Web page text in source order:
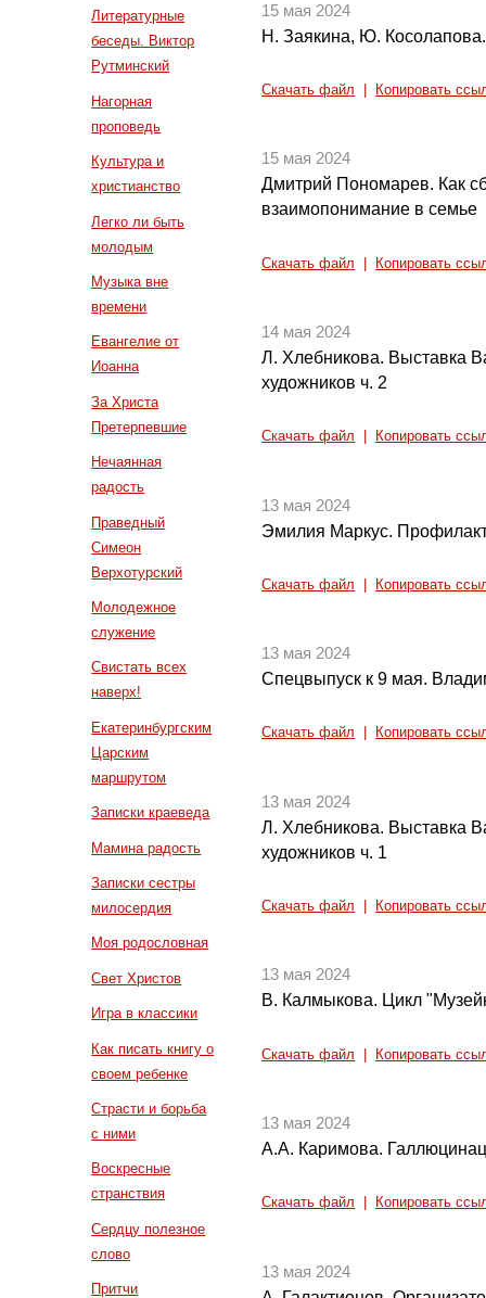
Литературные
беседы. Виктор
Рутминский
Нагорная
проповедь
Культура и
христианство
Легко ли быть
молодым
Музыка вне
времени
Евангелие от
Иоанна
За Христа
Претерпевшие
Нечаянная
радость
Праведный
Симеон
Верхотурский
Молодежное
служение
Свистать всех
наверх!
Екатеринбургским
Царским
маршрутом
Записки краеведа
Мамина радость
Записки сестры
милосердия
Моя родословная
Свет Христов
Игра в классики
Как писать книгу о
своем ребенке
Страсти и борьба
с ними
Воскресные
странствия
Сердцу полезное
слово
Притчи
15 мая 2024
Н. Заякина, Ю.
Скачать файл Копировать
15 мая 2024
Дмитрий Пономарев. Как
взаимопонимание в семье
Скачать файл Копировать
14 мая 2024
Л. Хлебникова. Выставка
художников ч. 2
Скачать файл Копировать
13 мая 2024
Эмилия Маркус.
Скачать файл Копировать
13 мая 2024
Спецвыпуск к 9 мая.
Скачать файл Копировать
13 мая 2024
Л. Хлебникова. Выставка
художников ч. 1
Скачать файл Копировать
13 мая 2024
В. Калмыкова. Цикл
Скачать файл Копировать
13 мая 2024
А.А. Каримова.
Скачать файл Копировать
13 мая 2024